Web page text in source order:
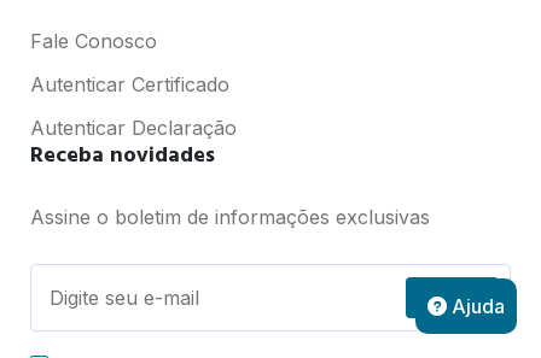
Fale Conosco
Autenticar Certificado
Autenticar Declaração
Receba novidades
Assine o boletim de informações exclusivas
Assinar
Ajuda